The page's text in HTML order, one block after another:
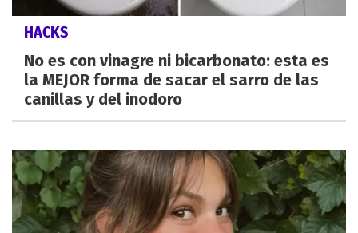
HACKS
No es con vinagre ni bicarbonato: esta es
la MEJOR forma de sacar el sarro de las
canillas y del inodoro